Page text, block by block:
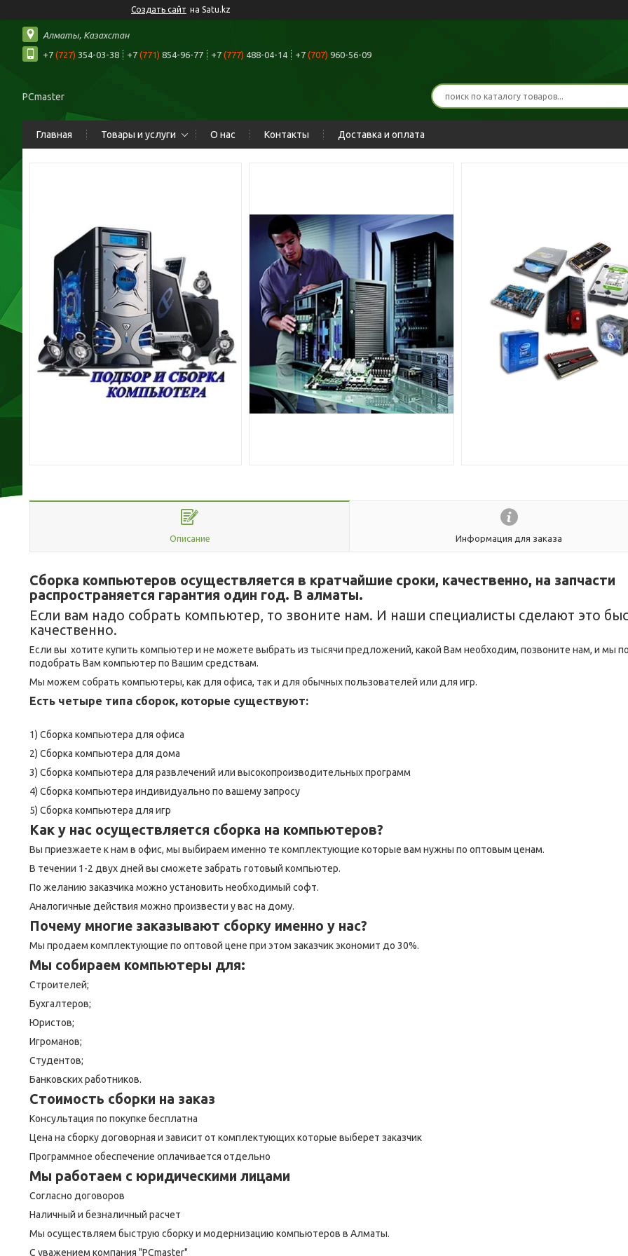
Создать сайт на Satu.kz
Алматы, Казахстан
+7 (727) 354-03-38 +7 (771) 854-96-77 +7 (777) 488-04-14 +7 (707) 960-56-09
PCmaster
Главная Товары и услуги О нас Контакты Доставка и оплата
Описание Информация для заказа
Сборка компьютеров осуществляется в кратчайшие сроки, качественно, на запчасти
распространяется гарантия один год. В алматы.
Если вам надо собрать компьютер, то звоните нам. И наши специалисты сделают это
качественно.
Если вы хотите купить компьютер и не можете выбрать из тысячи предложений, какой Вам необходим, позвоните нам, и мы
подобрать Вам компьютер по Вашим средствам.
Мы можем собрать компьютеры, как для офиса, так и для обычных пользователей или для игр.
Есть четыре типа сборок, которые существуют:
1) Сборка компьютера для офиса
2) Сборка компьютера для дома
3) Сборка компьютера для развлечений или высокопроизводительных программ
4) Сборка компьютера индивидуально по вашему запросу
5) Сборка компьютера для игр
Как у нас осуществляется сборка на компьютеров?
Вы приезжаете к нам в офис, мы выбираем именно те комплектующие которые вам нужны по оптовым ценам.
В течении 1-2 двух дней вы сможете забрать готовый компьютер.
По желанию заказчика можно установить необходимый софт.
Аналогичные действия можно произвести у вас на дому.
Почему многие заказывают сборку именно у нас?
Мы продаем комплектующие по оптовой цене при этом заказчик экономит до 30%.
Мы собираем компьютеры для:
Строителей;
Бухгалтеров;
Юристов;
Игроманов;
Студентов;
Банковских работников.
Стоимость сборки на заказ
Консультация по покупке бесплатна
Цена на сборку договорная и зависит от комплектующих которые выберет заказчик
Программное обеспечение оплачивается отдельно
Мы работаем с юридическими лицами
Согласно договоров
Наличный и безналичный расчет
Мы осуществляем быструю сборку и модернизацию компьютеров в Алматы.
С уважением компания "PCmaster"